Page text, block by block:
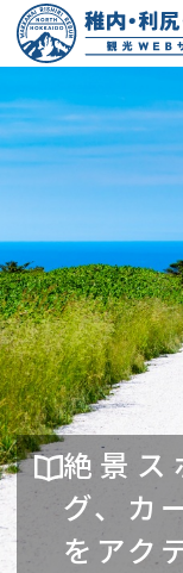
絶景
グ、カ
をアク